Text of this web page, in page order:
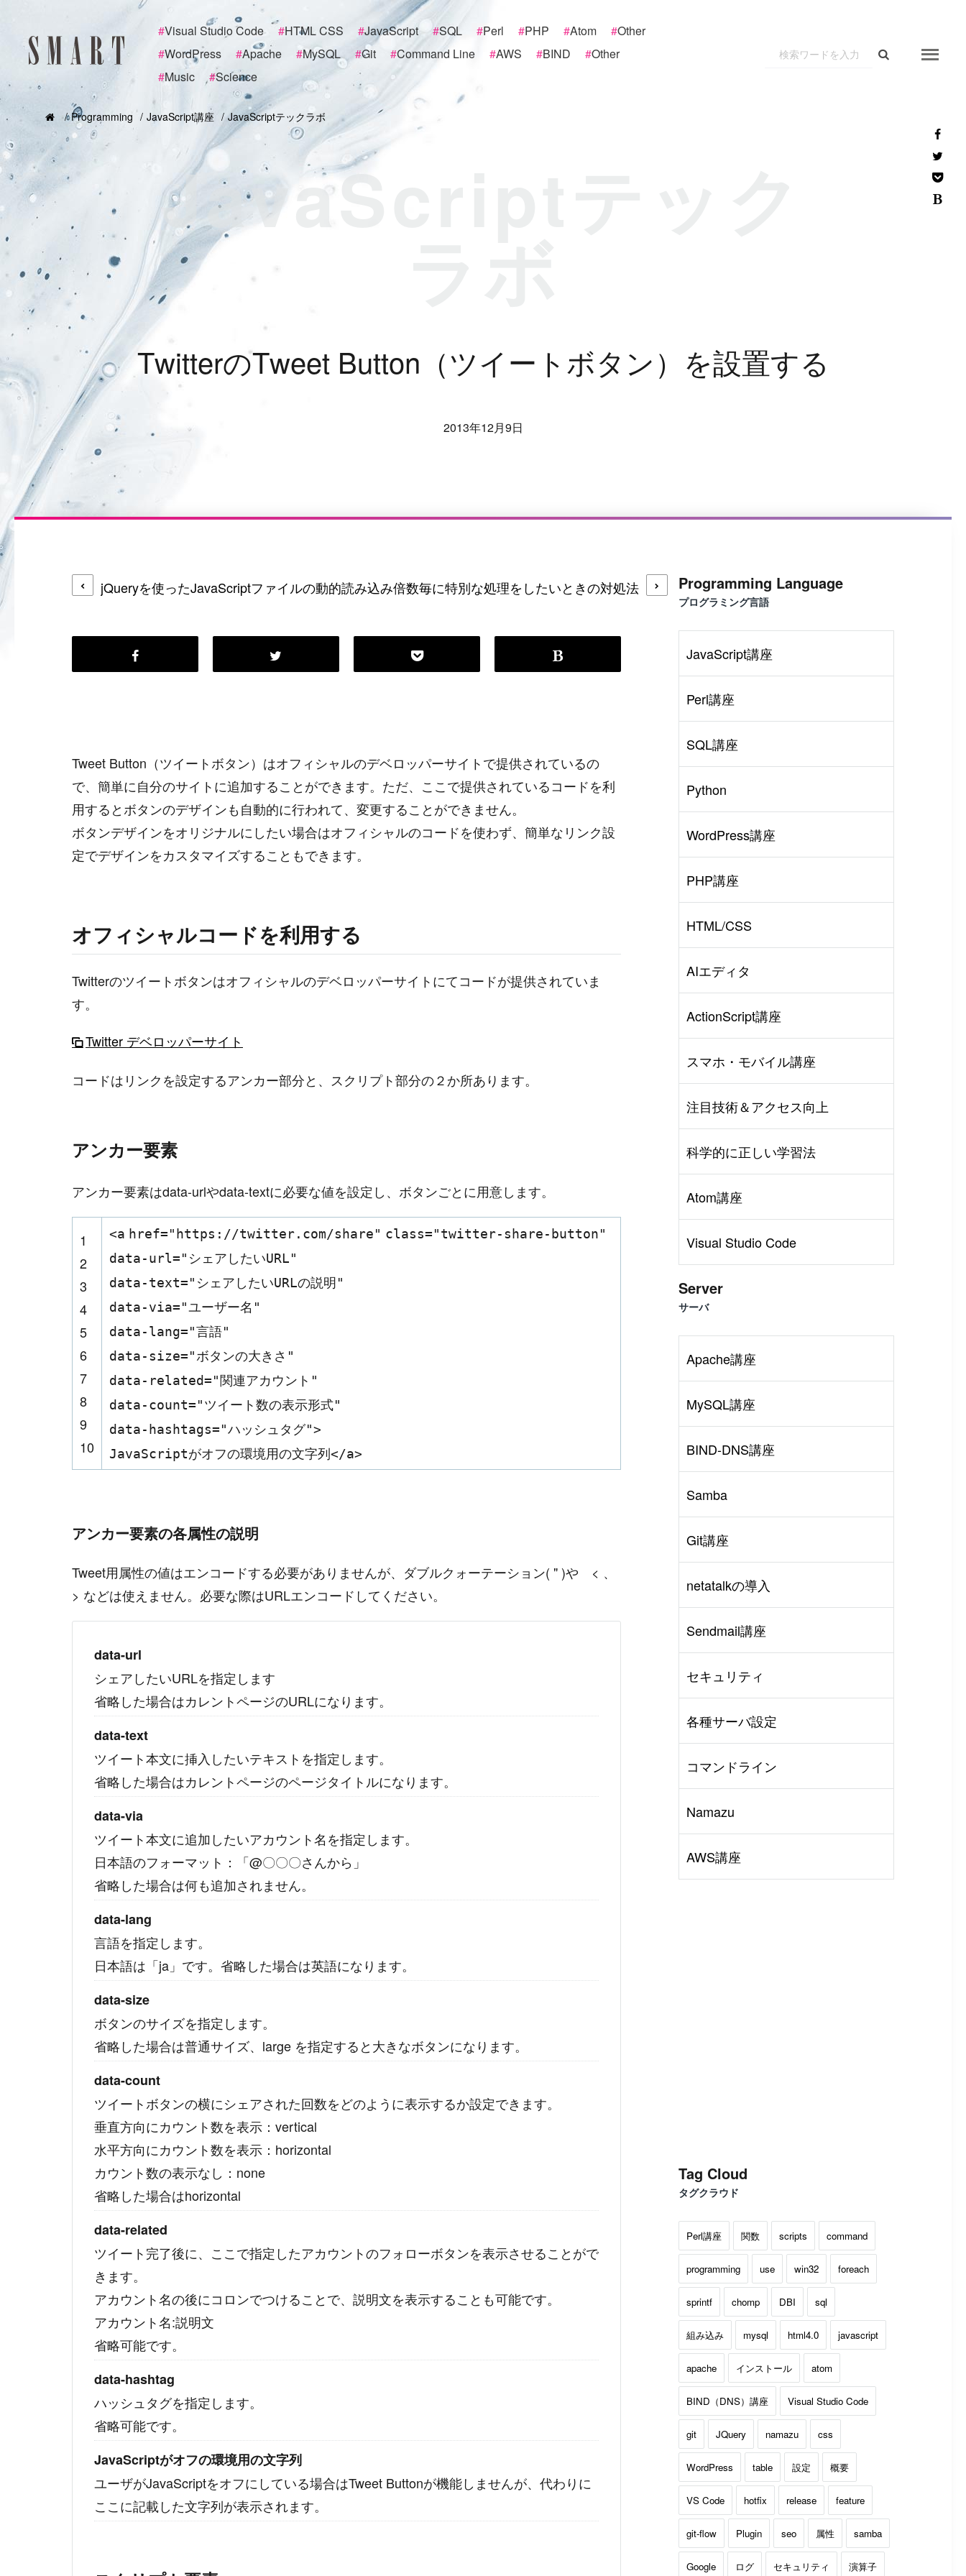
#Visual Studio Code #HTML CSS #JavaScript #SQL #Perl #PHP #Atom #Other
#WordPress #Apache #MySQL #Git #Command Line #AWS #BIND #Other
#Music #Science
#PHP
Se
#BIND
Programming JavaScript講座 JavaScriptテックラボ
JavaScriptテック
TwitterのTweet Button （ツイー トボタ ン） を設置する
2013年12月9日
jQueryを使ったJavaScriptファイルの動的読み込み倍数毎に特別な処理をしたいときの対処法
Tweet Button（ツイートボタン）はオフィシャルのデベロッパーサイトで提供されているの
で、簡単に自分のサイトに追加することができます。ただ、ここで提供されているコードを利
用するとボタンのデザインも自動的に行われて、変更することができません。
ボタンデザインをオリジナルにしたい場合はオフィシャルのコードを使わず、簡単なリンク設
定でデザインをカスタマイズすることもできます。
オフィシャルコードを利用する
Twitterのツイートボタンはオフィシャルのデベロッパーサイトにてコードが提供されていま
す。
Twitter デベロッパーサイト
コードはリンクを設定するアンカー部分と、スクリプト部分の２か所あります。
アンカー要素
アンカー要素はdata-urlやdata-textに必要な値を設定し、ボタンごとに用意します。
1
2
3
4
5
6
7
8
9
10
<a href="https://twitter.com/share" class="twitter-share-button"
data-url="シェアしたいURL"
data-text="シェアしたいURLの説明"
data-via="ユーザー名"
data-lang="言語"
data-size="ボタンの大きさ"
data-related="関連アカウント"
data-count="ツイート数の表示形式"
data-hashtags="ハッシュタグ">
JavaScriptがオフの環境用の文字列</a>
アンカー要素の各属性の説明
Tweet用属性の値はエンコードする必要がありませんが、ダブルクォーテーション( " )や < 、
> などは使えません。必要な際はURLエンコードしてください。
data-url
シェアしたいURLを指定します
省略した場合はカレントページのURLになります。
data-text
ツイート本文に挿入したいテキストを指定します。
省略した場合はカレントページのページタイトルになります。
data-via
ツイート本文に追加したいアカウント名を指定します。
日本語のフォーマット：「@〇〇〇さんから」
省略した場合は何も追加されません。
data-lang
言語を指定します。
日本語は「ja」です。省略した場合は英語になります。
data-size
ボタンのサイズを指定します。
省略した場合は普通サイズ、large を指定すると大きなボタンになります。
data-count
ツイートボタンの横にシェアされた回数をどのように表示するか設定できます。
垂直方向にカウント数を表示：vertical
水平方向にカウント数を表示：horizontal
カウント数の表示なし：none
省略した場合はhorizontal
data-related
ツイート完了後に、ここで指定したアカウントのフォローボタンを表示させることがで
きます。
アカウント名の後にコロンでつけることで、説明文を表示することも可能です。
アカウント名:説明文
省略可能です。
data-hashtag
ハッシュタグを指定します。
省略可能です。
JavaScriptがオフの環境用の文字列
ユーザがJavaScriptをオフにしている場合はTweet Buttonが機能しませんが、代わりに
ここに記載した文字列が表示されます。
Programming Language
プログラミング言語
JavaScript講座
Perl講座
SQL講座
Python
WordPress講座
PHP講座
HTML/CSS
AIエディタ
ActionScript講座
スマホ・モバイル講座
注目技術＆アクセス向上
科学的に正しい学習法
Atom講座
Visual Studio Code
Server
サーバ
Apache講座
MySQL講座
BIND-DNS講座
Samba
Git講座
netatalkの導入
Sendmail講座
セキュリティ
各種サーバ設定
コマンドライン
Namazu
AWS講座
Tag Cloud
タグクラウド
Perl講座 関数 scripts command
programming use win32 foreach
sprintf chomp DBI sql
組み込み mysql html4.0 javascript
apache インストール atom
BIND（DNS）講座 Visual Studio Code
git JQuery namazu css
WordPress table 設定 概要
VS Code hotfix release feature
git-flow Plugin seo 属性 samba
Google ログ セキュリティ 演算子